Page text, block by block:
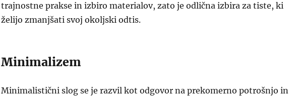
trajnostne prakse in izbiro materialov, zato je odlična izbira za tiste, ki
želijo zmanjšati svoj okoljski odtis.
Minimalizem
Minimalistični slog se je razvil kot odgovor na prekomerno potrošnjo in